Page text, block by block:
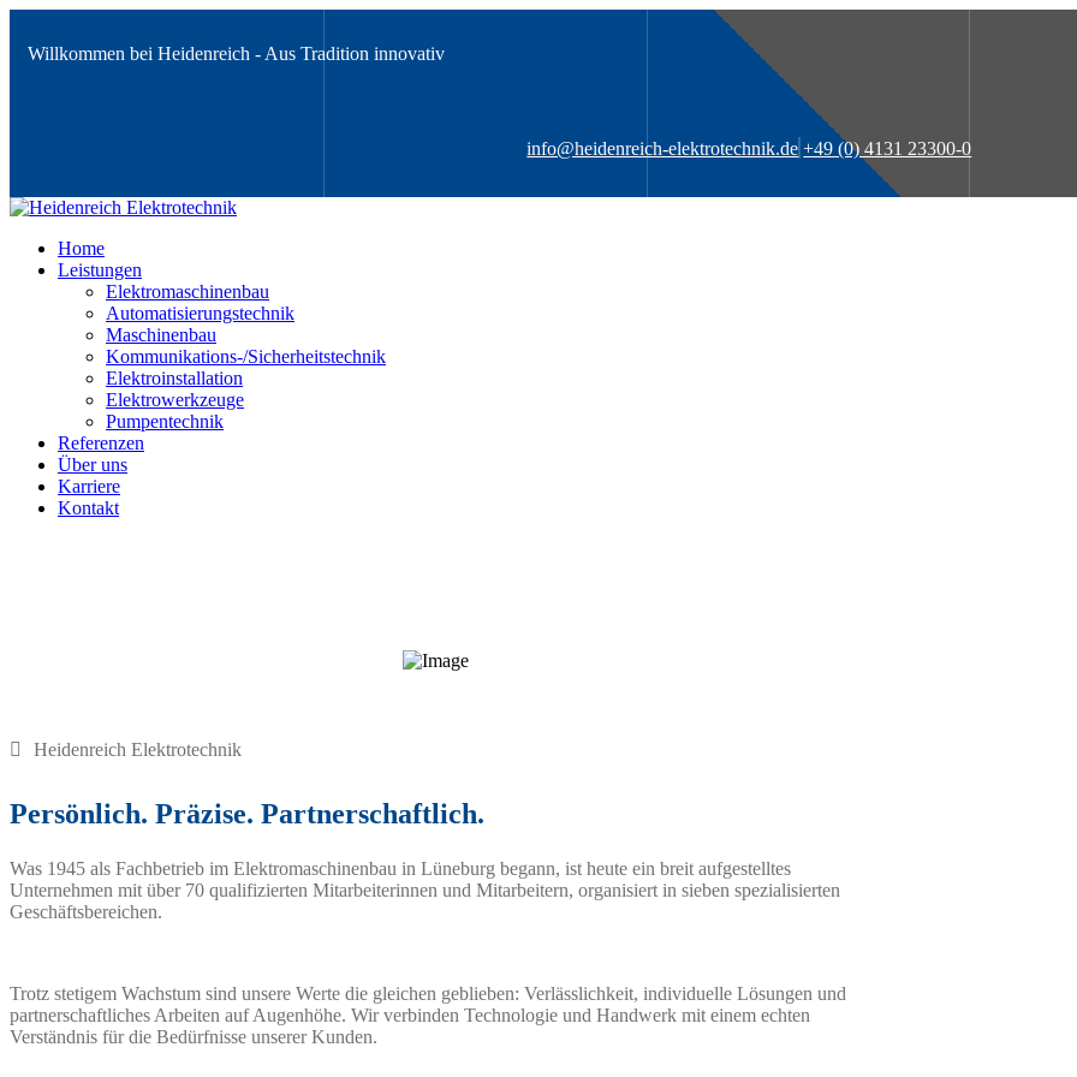
Willkommen bei Heidenreich - Aus Tradition innovativ
info@heidenreich-elektrotechnik.de +49 (0) 4131 23300-0
Home
Leistungen
Elektromaschinenbau
Automatisierungstechnik
Maschinenbau
Kommunikations-/Sicherheitstechnik
Elektroinstallation
Elektrowerkzeuge
Pumpentechnik
Referenzen
Über uns
Karriere
Kontakt
Heidenreich Elektrotechnik
Persönlich. Präzise. Partnerschaftlich.
Was 1945 als Fachbetrieb im Elektromaschinenbau in Lüneburg begann, ist heute ein breit aufgestelltes
Unternehmen mit über 70 qualifizierten Mitarbeiterinnen und Mitarbeitern, organisiert in sieben spezialisierten
Geschäftsbereichen.
Trotz stetigem Wachstum sind unsere Werte die gleichen geblieben: Verlässlichkeit, individuelle Lösungen und
partnerschaftliches Arbeiten auf Augenhöhe. Wir verbinden Technologie und Handwerk mit einem echten
Verständnis für die Bedürfnisse unserer Kunden.